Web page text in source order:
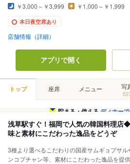
￥3,000～￥3,999 ￥1,000～￥1,999
本日夜空席あり
店舗情報（詳細）
アプリで開く
トップ 座席 メニュー 写
貯まる・使えるディナー
浅草駅すぐ！福岡で人気の韓国料理店◆
味と素材にこだわった逸品をどうぞ
3種より選べるこだわりの国産サムギョプサ
ンコプチャン等、素材にこだわった逸品を提